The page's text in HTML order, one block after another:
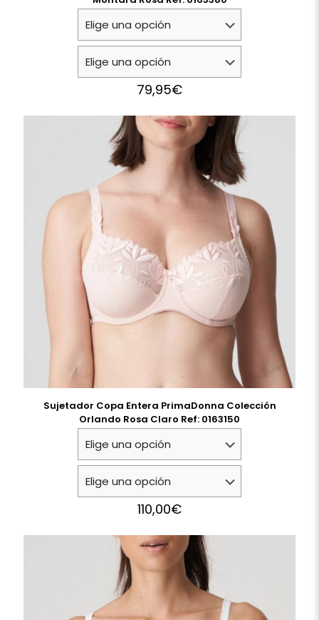
79,95€
Sujetador Copa Entera PrimaDonna Colección
Orlando Rosa Claro Ref: 0163150
110,00€